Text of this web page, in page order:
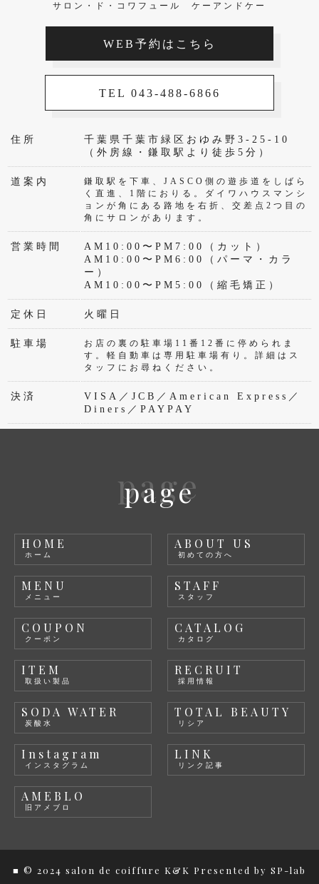
サロン・ド・コワフュール ケーアンドケー
WEB予約はこちら
TEL 043-488-6866
住所
千葉県千葉市緑区おゆみ野3-25-10
（外房線・鎌取駅より徒歩5分）
道案内
鎌取駅を下車、JASCO側の遊歩道をしばら
く直進、1階におりる。ダイワハウスマンシ
ョンが角にある路地を右折、交差点2つ目の
角にサロンがあります。
営業時間
AM10:00〜PM7:00（カット）
AM10:00〜PM6:00（パーマ・カラ
ー）
AM10:00〜PM5:00（縮毛矯正）
定休日 火曜日
駐車場
お店の裏の駐車場11番12番に停められま
す。軽自動車は専用駐車場有り。詳細はス
タッフにお尋ねください。
決済
VISA／JCB／American Express／
Diners／PAYPAY
page
page
HOME
ホーム
ABOUT US
初めての方へ
MENU
メニュー
STAFF
スタッフ
COUPON
クーポン
CATALOG
カタログ
ITEM
取扱い製品
RECRUIT
採用情報
SODA WATER
炭酸水
TOTAL BEAUTY
リシア
Instagram
インスタグラム
LINK
リンク記事
AMEBLO
旧アメブロ
■ © 2024 salon de coiffure K&K Presented by SP-lab